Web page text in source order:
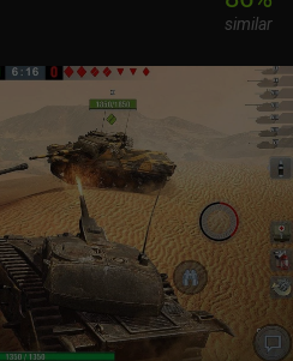
dispuesto a empujar a través de
similar